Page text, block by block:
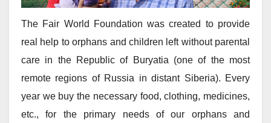
The Fair World Foundation was created to provide
real help to orphans and children left without parental
care in the Republic of Buryatia (one of the most
remote regions of Russia in distant Siberia). Every
year we buy the necessary food, clothing, medicines,
etc., for the primary needs of our orphans and